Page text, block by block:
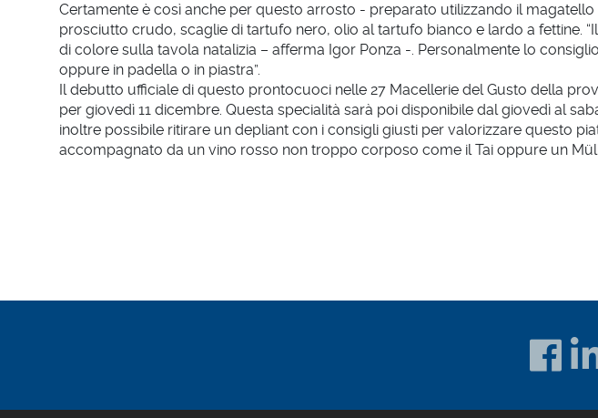
Certamente è così anche per questo arrosto - preparato utilizzando il
prosciutto crudo, scaglie di tartufo nero, olio al tartufo bianco e lardo a fettine.
di colore sulla tavola natalizia – afferma Igor Ponza -. Personalmente lo
oppure in padella o in piastra”.
Il debutto ufficiale di questo prontocuoci nelle 27 Macellerie del Gusto della
per giovedì 11 dicembre. Questa specialità sarà poi disponibile dal giovedì al
inoltre possibile ritirare un depliant con i consigli giusti per valorizzare questo
accompagnato da un vino rosso non troppo corposo come il Tai oppure un